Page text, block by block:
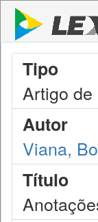
Tipo
Artigo
Autor
Viana,
Título